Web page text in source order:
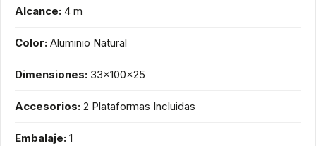
Alcance: 4 m
Color: Aluminio Natural
Dimensiones: 33x100x25
Accesorios: 2 Plataformas Incluidas
Embalaje: 1